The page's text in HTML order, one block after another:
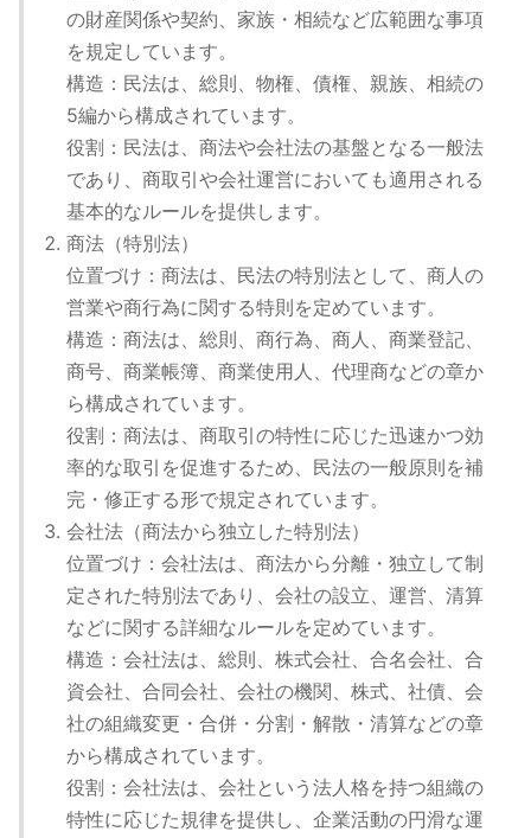
の財産関係や契約、家族・相続など広範囲な事項
を規定しています。
構造：民法は、総則、物権、債権、親族、相続の
5編から構成されています。
役割：民法は、商法や会社法の基盤となる一般法
であり、商取引や会社運営においても適用される
基本的なルールを提供します。
商法（特別法）
位置づけ：商法は、民法の特別法として、商人の
営業や商行為に関する特則を定めています。
構造：商法は、総則、商行為、商人、商業登記、
商号、商業帳簿、商業使用人、代理商などの章か
ら構成されています。
役割：商法は、商取引の特性に応じた迅速かつ効
率的な取引を促進するため、民法の一般原則を補
完・修正する形で規定されています。
会社法（商法から独立した特別法）
位置づけ：会社法は、商法から分離・独立して制
定された特別法であり、会社の設立、運営、清算
などに関する詳細なルールを定めています。
構造：会社法は、総則、株式会社、合名会社、合
資会社、合同会社、会社の機関、株式、社債、会
社の組織変更・合併・分割・解散・清算などの章
から構成されています。
役割：会社法は、会社という法人格を持つ組織の
特性に応じた規律を提供し、企業活動の円滑な運